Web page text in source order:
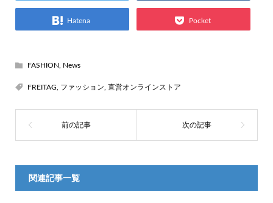
Hatena Pocket
FASHION News
FREITAG ファッション 直営オンラインストア
関連記事一覧